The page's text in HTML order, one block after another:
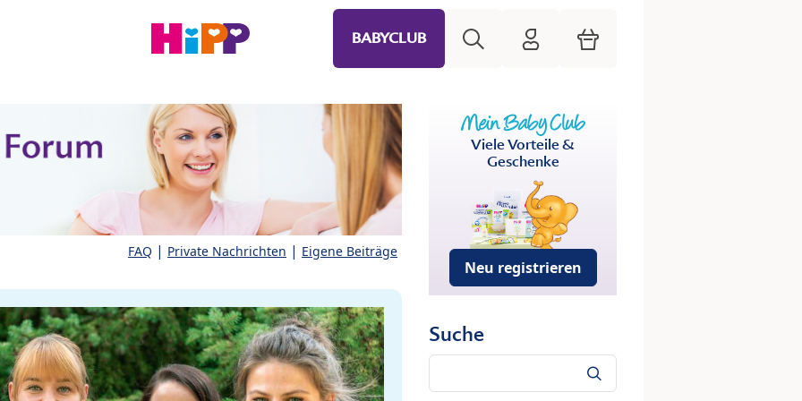
BABYCLUB HiPP Mein Babyclub
Warenkorb
FAQ | Private Nachrichten | Eigene Beiträge
Viele Vorteile &
Geschenke
Neu registrieren
Suche